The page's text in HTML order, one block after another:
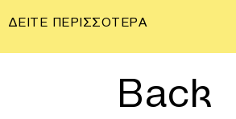
ΔΕΙΤΕ ΠΕΡΙΣΣΟΤΕΡΑ
Back